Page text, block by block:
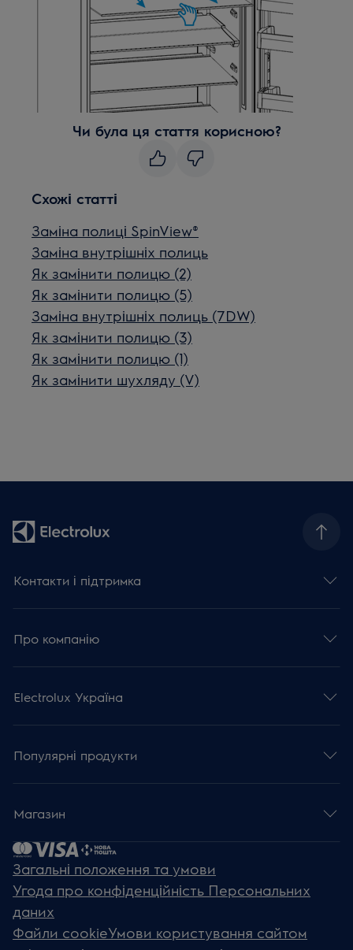
Чи була ця стаття корисною?
Схожі статті
Заміна полиці SpinView®
Заміна внутрішніх полиць
Як замінити полицю (2)
Як замінити полицю (5)
Заміна внутрішніх полиць (7DW)
Як замінити полицю (3)
Як замінити полицю (1)
Як замінити шухляду (V)
Контакти і підтримка
Про компанію
Electrolux Україна
Популярні продукти
Магазин
Загальні положення та умови
Угода про конфіденційність Персональних
даних
Файли cookieУмови користування сайтом